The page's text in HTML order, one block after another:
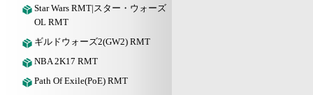
Star Wars RMT|スター・ウォーズ
OL RMT
ギルドウォーズ2(GW2) RMT
NBA 2K17 RMT
Path Of Exile(PoE) RMT